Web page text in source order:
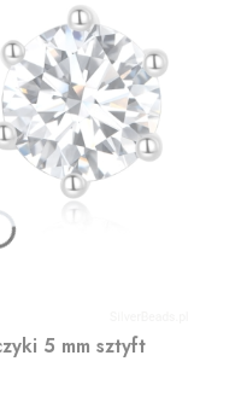
5 mm sztyft